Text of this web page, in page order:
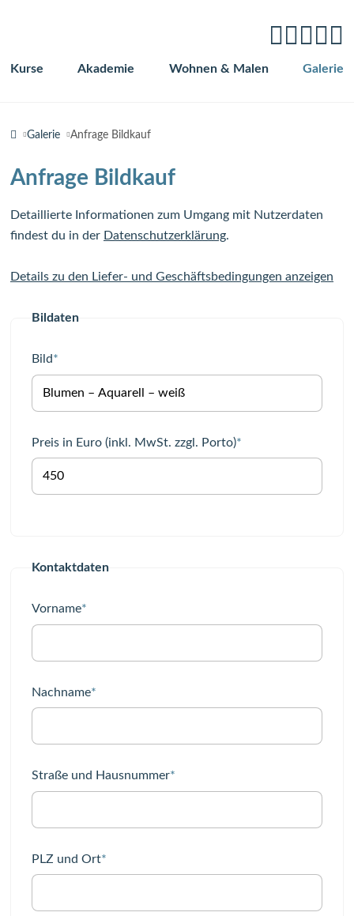
Navigation
Kurse Akademie Wohnen & Malen Galerie
Galerie Anfrage Bildkauf
Anfrage Bildkauf
Detaillierte Informationen zum Umgang mit Nutzerdaten
findest du in der Datenschutzerklärung.
Details zu den Liefer- und Geschäftsbedingungen anzeigen
Bildaten
Pflichtfeld
Bild*
Pflichtfeld
Preis in Euro (inkl. MwSt. zzgl. Porto)*
Kontaktdaten
Pflichtfeld
Vorname*
Pflichtfeld
Nachname*
Pflichtfeld
Straße und Hausnummer*
Pflichtfeld
PLZ und Ort*